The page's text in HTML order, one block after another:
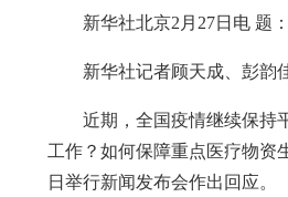
新华社北京2月27日电 题
新华社记者顾天成、彭韵
近期，全国疫情继续保持
工作？如何保障重点医疗物资
日举行新闻发布会作出回应。